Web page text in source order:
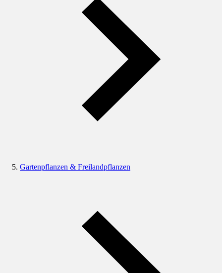
Gartenpflanzen & Freilandpflanzen